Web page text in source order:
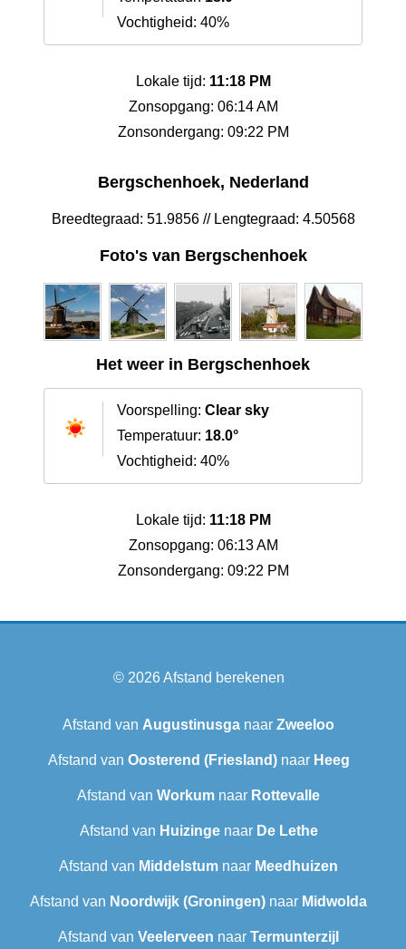
Vochtigheid: 40%
Lokale tijd: 11:18 PM
Zonsopgang: 06:14 AM
Zonsondergang: 09:22 PM
Bergschenhoek, Nederland
Breedtegraad: 51.9856 // Lengtegraad: 4.50568
Foto's van Bergschenhoek
Het weer in Bergschenhoek
Voorspelling: Clear sky
Temperatuur: 18.0°
Vochtigheid: 40%
Lokale tijd: 11:18 PM
Zonsopgang: 06:13 AM
Zonsondergang: 09:22 PM
© 2026Afstand berekenen
Afstand van Augustinusga naar Zweeloo
Afstand van Oosterend (Friesland)naar Heeg
Afstand van Workum naar Rottevalle
Afstand van Huizingenaar De Lethe
Afstand van Middelstum naar Meedhuizen
Afstand van Noordwijk (Groningen) naar Midwolda
Afstand van Veelerveen naar Termunterzijl